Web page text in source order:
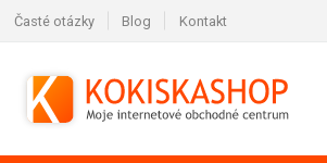
Časté otázky Blog Kontakt